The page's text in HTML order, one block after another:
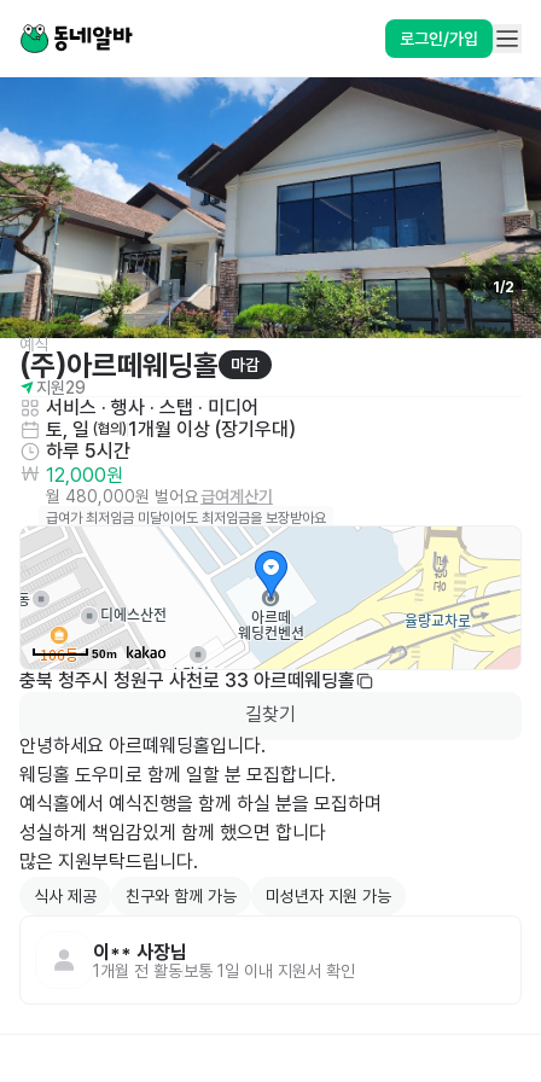
로그인/가입
1/2
예식
(주)아르떼웨딩홀
마감
지원29
서비스 · 행사 · 스탭 · 미디어
토, 일 (협의) 1개월 이상 (장기우대)
하루 5시간
12,000원
월 480,000원 벌어요급여계산기
급여가 최저임금 미달이어도 최저임금을 보장받아요
50m
충북 청주시 청원구 사천로 33 아르떼웨딩홀
길찾기
안녕하세요 아르뗴웨딩홀입니다.
웨딩홀 도우미로 함께 일할 분 모집합니다.
예식홀에서 예식진행을 함께 하실 분을 모집하며
성실하게 책임감있게 함께 했으면 합니다
식사 제공 친구와 함께 가능 미성년자 지원 가능
이** 사장님
1개월 전 활동보통 1일 이내 지원서 확인